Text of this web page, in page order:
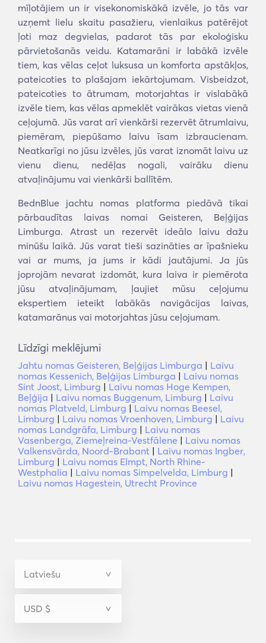
mīļotājiem un ir visekonomiskākā izvēle, jo tās var
uzņemt lielu skaitu pasažieru, vienlaikus patērējot
ļoti maz degvielas, padarot tās par ekoloģisku
pārvietošanās veidu. Katamarāni ir labākā izvēle
tiem, kas vēlas ceļot luksusa un komforta apstākļos,
pateicoties to plašajam iekārtojumam. Visbeidzot,
pateicoties to ātrumam, motorjahtas ir vislabākā
izvēle tiem, kas vēlas apmeklēt vairākas vietas vienā
ceļojumā. Jūs varat arī vienkārši rezervēt ātrumlaivu,
piemēram, piepūšamo laivu īsam izbraucienam.
Neatkarīgi no jūsu izvēles, jūs varat iznomāt laivu uz
vienu dienu, nedēļas nogali, vairāku dienu
atvaļinājumu vai vienkārši ballītēm.
BednBlue jachtu nomas platforma piedāvā tikai
pārbaudītas laivas nomai Geisteren, Beļģijas
Limburga. Atrast un rezervēt ideālo laivu dažu
minūšu laikā. Jūs varat tieši sazināties ar īpašnieku
vai ar mums, ja jums ir kādi jautājumi. Ja jūs
joprojām nevarat izdomāt, kura laiva ir piemērota
jūsu atvaļinājumam, ļaujiet mūsu ceļojumu
ekspertiem ieteikt labākās navigācijas laivas,
katamarānus vai motorjahtas jūsu ceļojumam.
Līdzīgi meklējumi
Jahtu nomas Geisteren, Beļģijas Limburga | Laivu
nomas Kessenich, Beļģijas Limburga | Laivu nomas
Sint Joost, Limburg | Laivu nomas Hoge Kempen,
Beļģija | Laivu nomas Buggenum, Limburg | Laivu
nomas Platveld, Limburg | Laivu nomas Beesel,
Limburg | Laivu nomas Vroenhoven, Limburg | Laivu
nomas Landgrāfa, Limburg | Laivu nomas
Vasenberga, Ziemeļreina-Vestfālene | Laivu nomas
Valkensvārda, Noord-Brabant | Laivu nomas Ingber,
Limburg | Laivu nomas Elmpt, North Rhine-
Westphalia | Laivu nomas Simpelvelda, Limburg |
Laivu nomas Hagestein, Utrecht Province